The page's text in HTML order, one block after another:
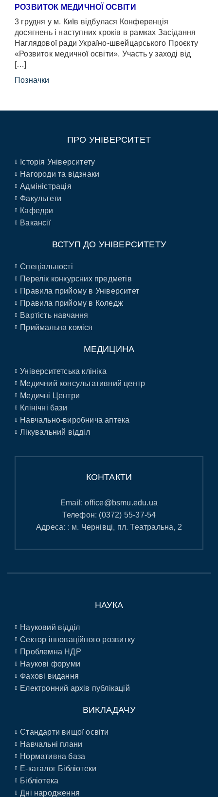
РОЗВИТОК МЕДИЧНОЇ ОСВІТИ
3 грудня у м. Київ відбулася Конференція
досягнень і наступних кроків в рамках Засідання
Наглядової ради Україно-швейцарського Проєкту
«Розвиток медичної освіти». Участь у заході від
[…]
Позначки
ПРО УНІВЕРСИТЕТ
Історія Університету
Нагороди та відзнаки
Адміністрація
Факультети
Кафедри
Вакансії
ВСТУП ДО УНІВЕРСИТЕТУ
Спеціальності
Перелік конкурсних предметів
Правила прийому в Університет
Правила прийому в Коледж
Вартість навчання
Приймальна коміся
МЕДИЦИНА
Університетська клініка
Медичний консультативний центр
Медичні Центри
Клінічні бази
Навчально-виробнича аптека
Лікувальний відділ
КОНТАКТИ
Email:office@bsmu.edu.ua
Телефон: (0372) 55-37-54
Адреса: : м. Чернівці, пл. Театральна, 2
НАУКА
Науковий відділ
Сектор інноваційного розвитку
Проблемна НДР
Наукові форуми
Фахові видання
Електронний архів публікацій
ВИКЛАДАЧУ
Стандарти вищої освіти
Навчальні плани
Нормативна база
E-каталог Бібліотеки
Бібліотека
Дні народження